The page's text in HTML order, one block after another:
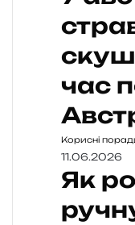
час
Корисні
11.06.2026
Як